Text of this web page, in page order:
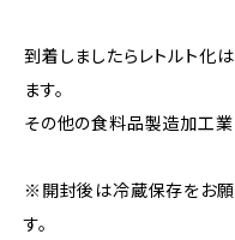
到着しましたらレトルト化
ます。
その他の食料品製造加工
※開封後は冷蔵保存をお願
す。